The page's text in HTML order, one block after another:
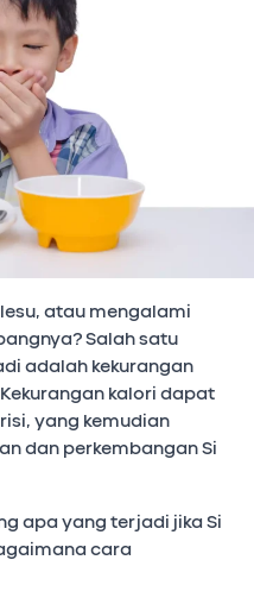
atau mengalami
Salah satu
adalah kekurangan
kalori dapat
yang kemudian
dan perkembangan Si
apa yang terjadi jika Si
cara